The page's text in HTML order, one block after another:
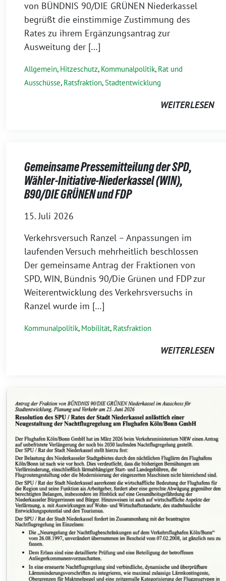
von BÜNDNIS 90/DIE GRÜNEN Niederkassel
begrüßt die einstimmige Zustimmung des
Rates zu ihrem Ergänzungsantrag zur
Ausweitung der […]
Allgemein, Hitzeschutz, Kommunalpolitik, Rat und
Ausschüsse, Ratsfraktion,Stadtentwicklung
WEITERLESEN
Gemeinsame Pressemitteilung der SPD,
Wähler-Initiative-Niederkassel (WIN),
B90/DIE GRÜNEN und FDP
15. Juli 2026
Verkehrsversuch Ranzel – Anpassungen im
laufenden Versuch mehrheitlich beschlossen
Der gemeinsame Antrag der Fraktionen von
SPD, WIN, Bündnis 90/Die Grünen und FDP zur
Weiterentwicklung des Verkehrsversuchs in
Ranzel wurde im […]
Kommunalpolitik, Mobilität, Ratsfraktion
WEITERLESEN